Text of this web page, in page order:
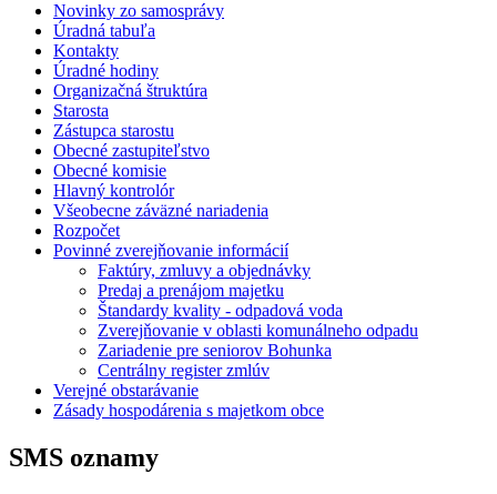
Novinky zo samosprávy
Úradná tabuľa
Kontakty
Úradné hodiny
Organizačná štruktúra
Starosta
Zástupca starostu
Obecné zastupiteľstvo
Obecné komisie
Hlavný kontrolór
Všeobecne záväzné nariadenia
Rozpočet
Povinné zverejňovanie informácií
Faktúry, zmluvy a objednávky
Predaj a prenájom majetku
Štandardy kvality - odpadová voda
Zverejňovanie v oblasti komunálneho odpadu
Zariadenie pre seniorov Bohunka
Centrálny register zmlúv
Verejné obstarávanie
Zásady hospodárenia s majetkom obce
SMS oznamy